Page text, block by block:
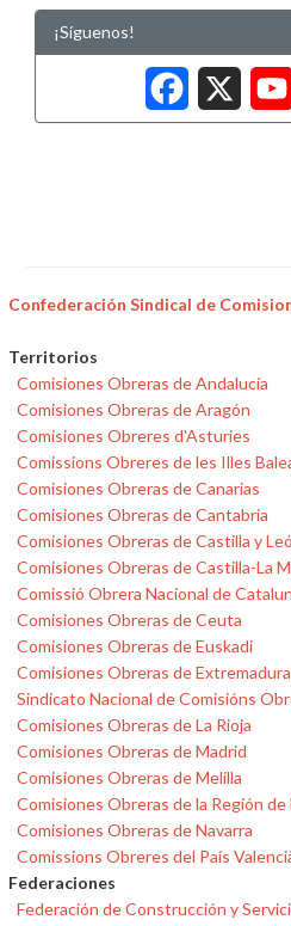
¡Síguenos!
X
Confederación Sindical de
Territorios
Comisiones Obreras de Andalucía
Comisiones Obreras de Aragón
Comisiones Obreres d'Asturies
Comissions Obreres de les Illes
Comisiones Obreras de Canarias
Comisiones Obreras de Cantabria
Comisiones Obreras de Castilla y
Comisiones Obreras de Castilla-La
Comissió Obrera Nacional de
Comisiones Obreras de Ceuta
Comisiones Obreras de Euskadi
Comisiones Obreras de Extremadura
Sindicato Nacional de Comisións
Comisiones Obreras de La Rioja
Comisiones Obreras de Madrid
Comisiones Obreras de Melilla
Comisiones Obreras de la Región de
Comisiones Obreras de Navarra
Comissions Obreres del País
Federaciones
Federación de Construcción y